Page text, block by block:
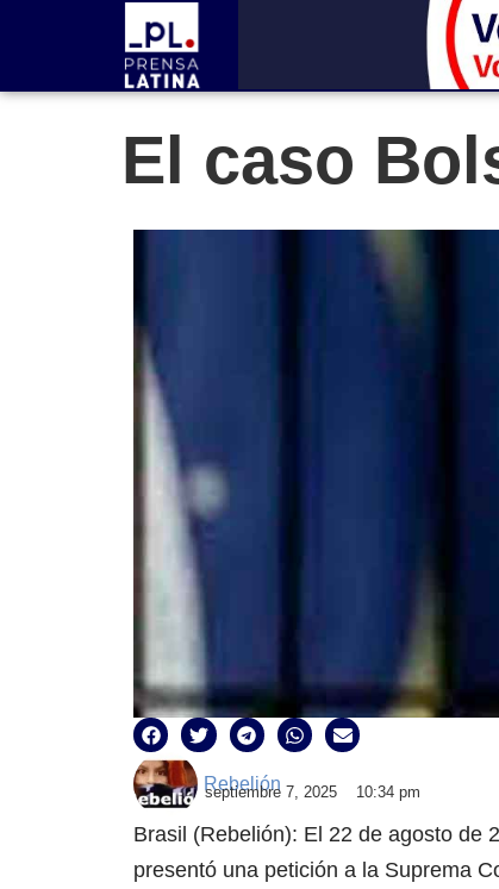
El caso
Rebelión
septiembre 7, 2025 10:34 pm
Brasil (Rebelión): El 22 de agosto de
presentó una petición a la Suprema